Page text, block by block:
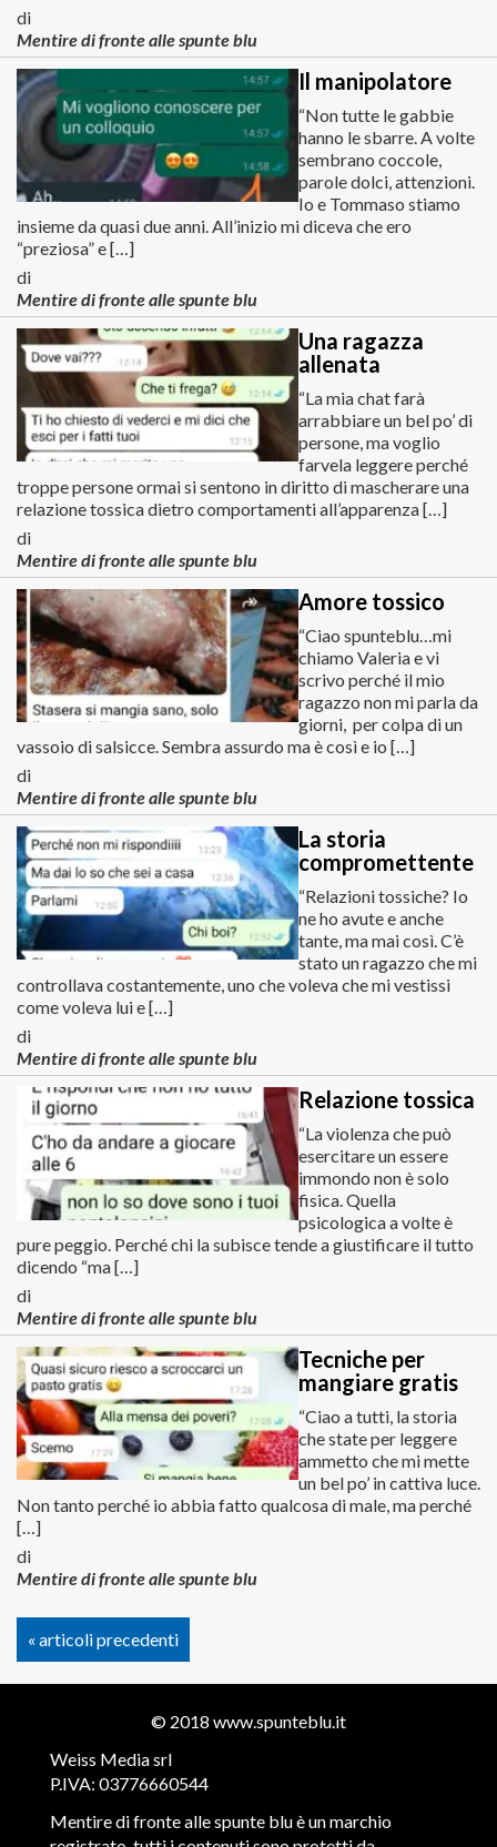
di
Mentire di fronte alle spunte blu
Il manipolatore
“Non tutte le gabbie
hanno le sbarre. A volte
sembrano coccole,
parole dolci, attenzioni.
Io e Tommaso stiamo
insieme da quasi due anni. All’inizio mi diceva che ero
“preziosa” e […]
di
Mentire di fronte alle spunte blu
Una ragazza
allenata
“La mia chat farà
arrabbiare un bel po’ di
persone, ma voglio
farvela leggere perché
troppe persone ormai si sentono in diritto di mascherare una
relazione tossica dietro comportamenti all’apparenza […]
di
Mentire di fronte alle spunte blu
Amore tossico
“Ciao spunteblu…mi
chiamo Valeria e vi
scrivo perché il mio
ragazzo non mi parla da
giorni, per colpa di un
vassoio di salsicce. Sembra assurdo ma è così e io […]
di
Mentire di fronte alle spunte blu
La storia
compromettente
“Relazioni tossiche? Io
ne ho avute e anche
tante, ma mai così. C’è
stato un ragazzo che mi
controllava costantemente, uno che voleva che mi vestissi
come voleva lui e […]
di
Mentire di fronte alle spunte blu
Relazione tossica
“La violenza che può
esercitare un essere
immondo non è solo
fisica. Quella
psicologica a volte è
pure peggio. Perché chi la subisce tende a giustificare il tutto
dicendo “ma […]
di
Mentire di fronte alle spunte blu
Tecniche per
mangiare gratis
“Ciao a tutti, la storia
che state per leggere
ammetto che mi mette
un bel po’ in cattiva luce.
Non tanto perché io abbia fatto qualcosa di male, ma perché
[…]
di
Mentire di fronte alle spunte blu
« articoli precedenti
© 2018 www.spunteblu.it
Weiss Media srl
P.IVA: 03776660544
Mentire di fronte alle spunte blu è un marchio